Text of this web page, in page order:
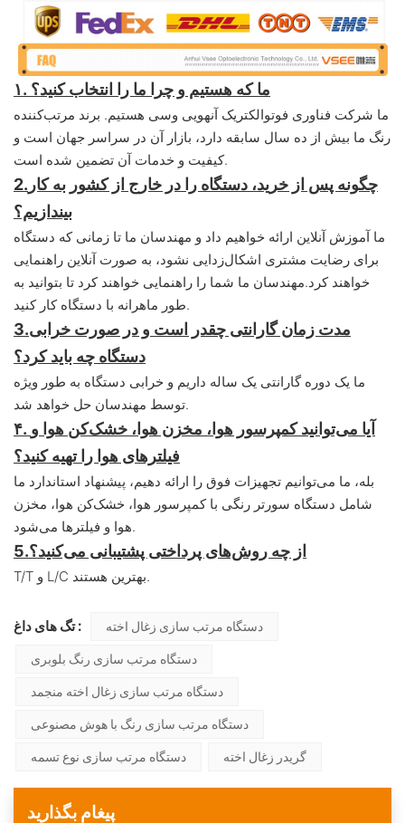
۱. ما که هستیم و چرا ما را انتخاب کنید؟
ما شرکت فناوری فوتوالکتریک آنهویی وسی هستیم. برند مرتب‌کننده
رنگ ما بیش از ده سال سابقه دارد، بازار آن در سراسر جهان است و
کیفیت و خدمات آن تضمین شده است.
2. چگونه پس از خرید، دستگاه را در خارج از کشور به کار
بیندازیم؟
ما آموزش آنلاین ارائه خواهیم داد و مهندسان ما تا زمانی که دستگاه
برای رضایت مشتری اشکال‌زدایی نشود، به صورت آنلاین راهنمایی
خواهند کرد.مهندسان ما شما را راهنمایی خواهند کرد تا بتوانید به
طور ماهرانه با دستگاه کار کنید.
3.مدت زمان گارانتی چقدر است و در صورت خرابی
دستگاه چه باید کرد؟
ما یک دوره گارانتی یک ساله داریم و خرابی دستگاه به طور ویژه
توسط مهندسان حل خواهد شد.
۴. آیا می‌توانید کمپرسور هوا، مخزن هوا، خشک‌کن هوا و
فیلترهای هوا را تهیه کنید؟
بله، ما می‌توانیم تجهیزات فوق را ارائه دهیم، پیشنهاد استاندارد ما
شامل دستگاه سورتر رنگی با کمپرسور هوا، خشک‌کن هوا، مخزن
هوا و فیلترها می‌شود.
5.از چه روش‌های پرداختی پشتیبانی می‌کنید؟
T/T و L/C بهترین هستند.
تگ های داغ : دستگاه مرتب سازی زغال اخته
دستگاه مرتب سازی رنگ بلوبری
دستگاه مرتب سازی زغال اخته منجمد
دستگاه مرتب سازی رنگ با هوش مصنوعی
دستگاه مرتب سازی نوع تسمه گریدر زغال اخته
پیغام بگذارید